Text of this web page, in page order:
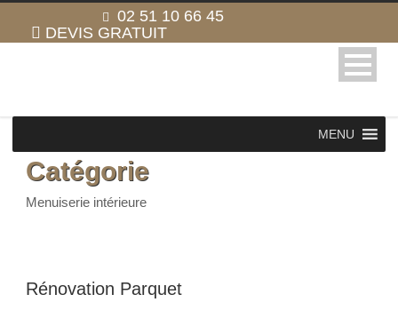
02 51 10 66 45
DEVIS GRATUIT
MENU
Catégorie
Menuiserie intérieure
Rénovation Parquet